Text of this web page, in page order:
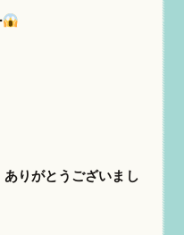
りがとうございまし